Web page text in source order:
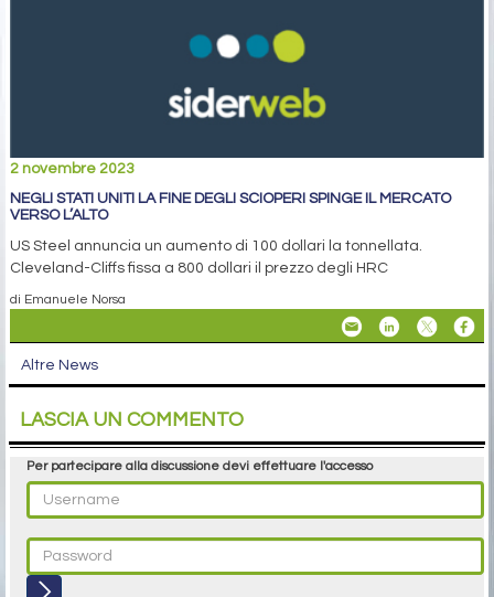
2 novembre 2023
NEGLI STATI UNITI LA FINE DEGLI SCIOPERI SPINGE IL MERCATO
VERSO L’ALTO
US Steel annuncia un aumento di 100 dollari la tonnellata.
Cleveland-Cliffs fissa a 800 dollari il prezzo degli HRC
di Emanuele Norsa
Altre News
LASCIA UN COMMENTO
Per partecipare alla discussione devi effettuare l'accesso